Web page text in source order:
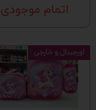
اتمام موجودی
اورجینال و خارجی